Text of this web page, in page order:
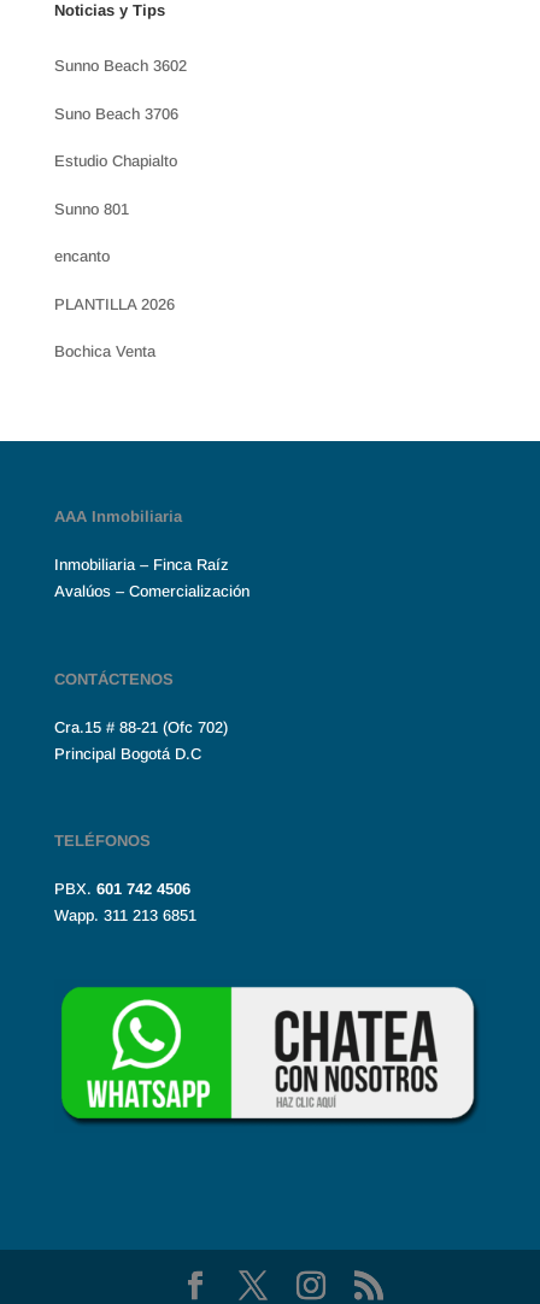
Noticias y Tips
Sunno Beach 3602
Suno Beach 3706
Estudio Chapialto
Sunno 801
encanto
PLANTILLA 2026
Bochica Venta
AAA Inmobiliaria
Inmobiliaria – Finca Raíz
Avalúos – Comercialización
CONTÁCTENOS
Cra.15 # 88-21 (Ofc 702)
Principal Bogotá D.C
TELÉFONOS
PBX. 601 742 4506
Wapp. 311 213 6851